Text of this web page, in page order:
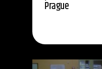
Prague